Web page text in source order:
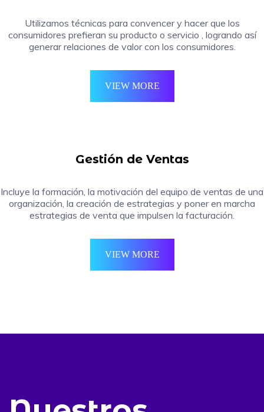
Utilizamos técnicas para convencer y hacer que los
consumidores prefieran su producto o servicio , logrando así
generar relaciones de valor con los consumidores.
VIEW MORE
Gestión de Ventas
Incluye la formación, la motivación del equipo de ventas de una
organización, la creación de estrategias y poner en marcha
estrategias de venta que impulsen la facturación.
VIEW MORE